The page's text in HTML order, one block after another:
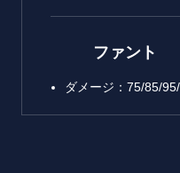
ファント
ダメージ：75/85/